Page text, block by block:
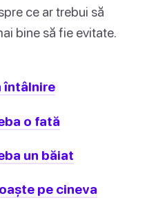
ce ar trebui să
bine să fie evitate.
întâlnire
o fată
un băiat
pe cineva